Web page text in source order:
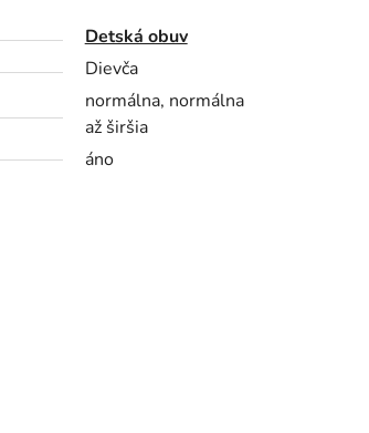
Detská obuv
Dievča
normálna, normálna
až širšia
áno